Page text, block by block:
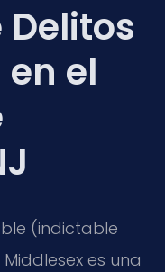
el
(indictable
es una